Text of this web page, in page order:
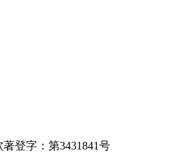
登字：第3431841号